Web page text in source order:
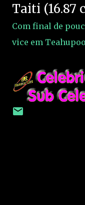
Taiti (16.87
Com final de
vice em Teahupoo